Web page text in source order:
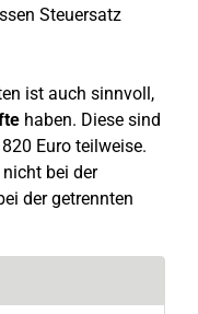
Steuersatz
ist auch sinnvoll,
haben. Diese sind
Euro teilweise.
bei der
der getrennten